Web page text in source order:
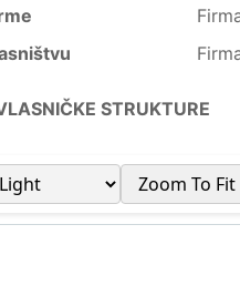
STRUKTURE
Zoom To Fit